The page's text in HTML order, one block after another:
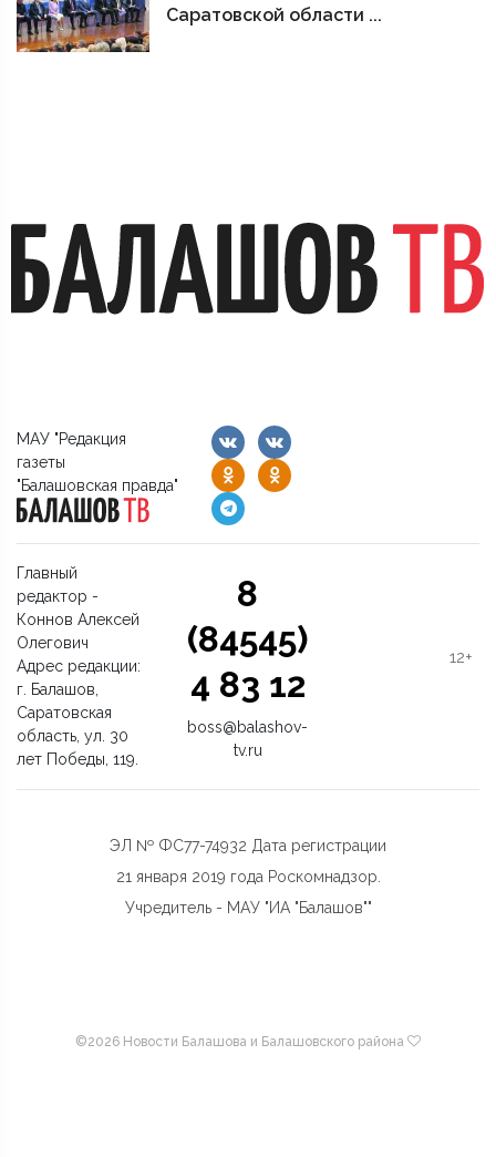
Саратовской области ...
МАУ "Редакция
газеты
"Балашовская правда"
Главный
редактор -
Коннов Алексей
Олегович
Адрес редакции:
г. Балашов,
Саратовская
область, ул. 30
лет Победы, 119.
8
(84545)
4 83 12
boss@balashov-
tv.ru
12+
ЭЛ № ФС77-74932 Дата регистрации
21 января 2019 года Роскомнадзор.
Учредитель - МАУ "ИА "Балашов""
©2026 Новости Балашова и Балашовского района